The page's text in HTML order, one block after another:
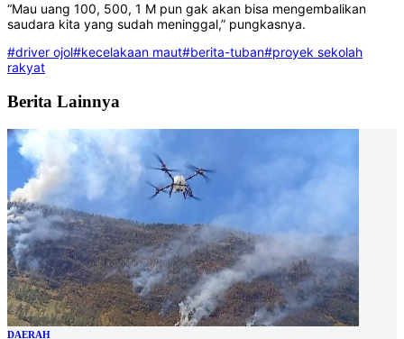
“Mau uang 100, 500, 1 M pun gak akan bisa mengembalikan
saudara kita yang sudah meninggal,” pungkasnya.
#driver ojol#kecelakaan maut#berita-tuban#proyek sekolah
rakyat
Berita Lainnya
DAERAH